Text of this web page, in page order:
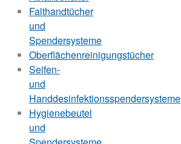
Falthandtücher
und
Spendersysteme
Oberflächenreinigungstücher
Seifen-
und
Handdesinfektionsspendersysteme
Hygienebeutel
und